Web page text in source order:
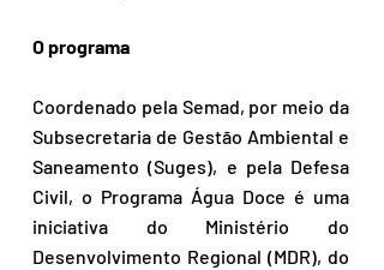
O programa
Coordenado pela Semad, por meio da
Subsecretaria de Gestão Ambiental e
Saneamento (Suges), e pela Defesa
Civil, o Programa Água Doce é uma
iniciativa do Ministério do
Desenvolvimento Regional (MDR), do